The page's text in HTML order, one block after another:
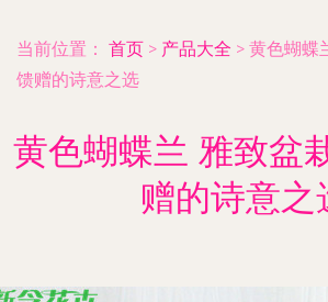
当前位置： 首页 > 产品大全 > 黄色蝴蝶
馈赠的诗意之选
黄色蝴蝶兰 雅致盆
赠的诗意之